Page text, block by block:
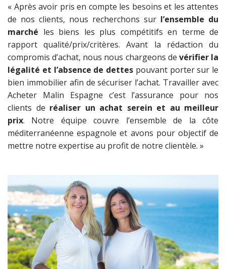
« Après avoir pris en compte les besoins et les attentes
de nos clients, nous recherchons sur l’ensemble du
marché les biens les plus compétitifs en terme de
rapport qualité/prix/critères. Avant la rédaction du
compromis d’achat, nous nous chargeons de vérifier la
légalité et l’absence de dettes pouvant porter sur le
bien immobilier afin de sécuriser l’achat. Travailler avec
Acheter Malin Espagne c’est l’assurance pour nos
clients de réaliser un achat serein et au meilleur
prix. Notre équipe couvre l’ensemble de la côte
méditerranéenne espagnole et avons pour objectif de
mettre notre expertise au profit de notre clientèle. »